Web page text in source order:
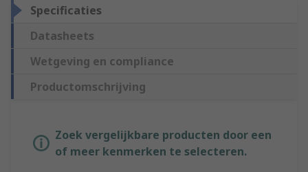
Specificaties
Datasheets
Wetgeving en compliance
Productomschrijving
Zoek vergelijkbare producten door een
of meer kenmerken te selecteren.